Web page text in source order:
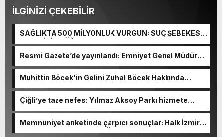
İLGİNİZİ ÇEKEBİLİR
SAĞLIKTA 500 MİLYONLUK VURGUN: SUÇ ŞEBEKESİ
KAÇIŞ İÇİN DÜĞMEYE BASTI!
Resmi Gazete’de yayınlandı: Emniyet Genel Müdürü
görevden alındı!
Muhittin Böcek'in Gelini Zuhal Böcek Hakkında
Gözaltı Kararı!
Çiğli’ye taze nefes: Yılmaz Aksoy Parkı hizmete
Memnuniyet anketinde çarpıcı sonuçlar: Halk İzmirli
başkanlardan memnun, Ömer Eşki ilk sırada